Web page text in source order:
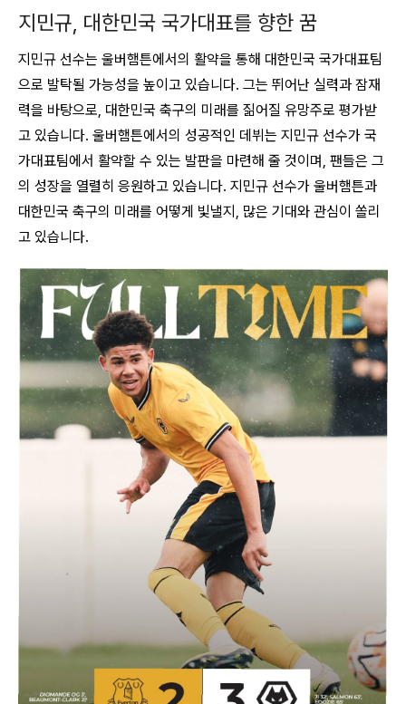
지민규, 대한민국 국가대표를 향한 꿈
지민규 선수는 울버햄튼에서의 활약을 통해 대한민국 국가대표팀
으로 발탁될 가능성을 높이고 있습니다. 그는 뛰어난 실력과 잠재
력을 바탕으로, 대한민국 축구의 미래를 짊어질 유망주로 평가받
고 있습니다. 울버햄튼에서의 성공적인 데뷔는 지민규 선수가 국
가대표팀에서 활약할 수 있는 발판을 마련해 줄 것이며, 팬들은 그
의 성장을 열렬히 응원하고 있습니다. 지민규 선수가 울버햄튼과
대한민국 축구의 미래를 어떻게 빛낼지, 많은 기대와 관심이 쏠리
고 있습니다.